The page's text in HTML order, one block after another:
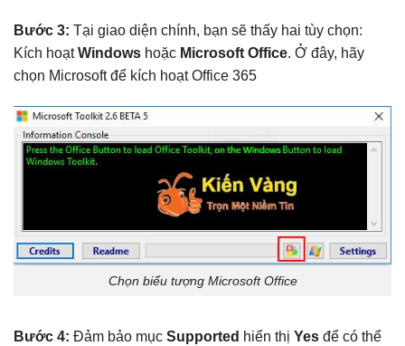
Bước 3: Tại giao diện chính, bạn sẽ thấy hai tùy chọn:
Kích hoạtWindows hoặc Microsoft Office. Ở đây, hãy
chọn Microsoft để kích hoạt Office 365
Chọn biểu tượng Microsoft Office
Bước 4: Đảm bảo mục Supported hiển thị Yes để có thể